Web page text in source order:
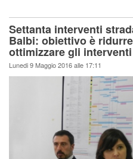
Settanta interventi
Balbi: obiettivo è
ottimizzare gli interventi
Lunedi 9 Maggio 2016 alle 17:11